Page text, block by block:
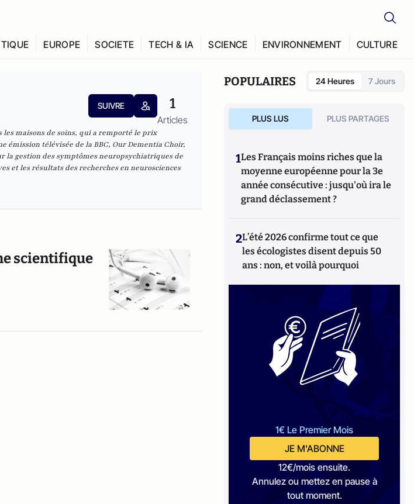
EUROPE SOCIETE TECH & IA SCIENCE ENVIRONNEMENT CULTURE
SUIVRE 1
Articles
les maisons de soins, qui a remporté le prix
émission télévisée de la BBC, Our Dementia Choir,
la gestion des symptômes neuropsychiatriques de
et les résultats des recherches en neurosciences
scientifique
POPULAIRES 24 Heures 7 Jours
PLUS LUS PLUS PARTAGES
1Les Français moins riches que la
moyenne européenne pour la 3e
année consécutive : jusqu'où ira le
grand déclassement ?
2L’été 2026 confirme tout ce que
les écologistes disent depuis 50
ans : non, et voilà pourquoi
1€ Le Premier Mois
JE M'ABONNE
12€/mois ensuite.
Annulez ou mettez en pause à
tout moment.